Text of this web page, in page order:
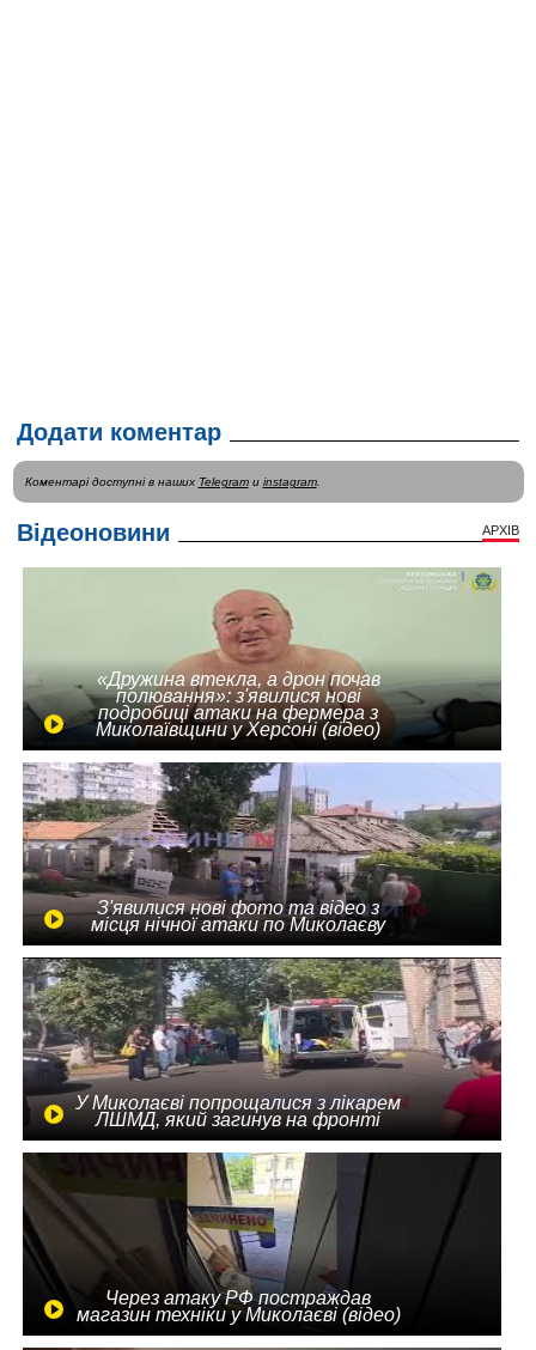
Додати коментар
Коментарі доступні в наших Telegramи instagram.
Відеоновини АРХІВ
«Дружина втекла, а дрон почав
полювання»: з'явилися нові
подробиці атаки на фермера з
Миколаївщини у Херсоні (відео)
З'явилися нові фото та відео з
місця нічної атаки по Миколаєву
У Миколаєві попрощалися з лікарем
ЛШМД, який загинув на фронті
Через атаку РФ постраждав
магазин техніки у Миколаєві (відео)